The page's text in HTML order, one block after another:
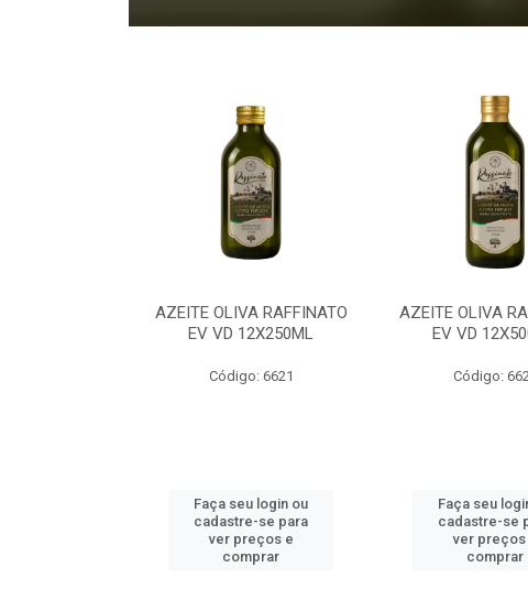
AZEITE OLIVA RAFFINATO
EV VD 12X250ML
Código: 6621
Faça seu login ou
cadastre-se para
ver preços e
comprar
AZEITE OLIVA
EV VD
Código:
Faça seu
cadastre-se
ver preços
comprar